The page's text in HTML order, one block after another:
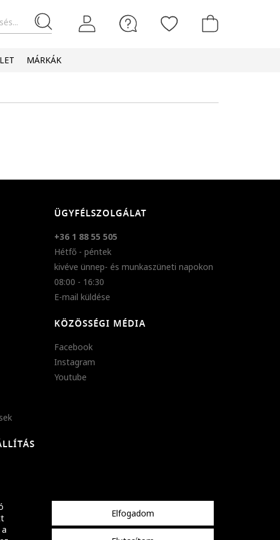
Elfogadom
MÁRKÁK
ÜGYFÉLSZOLGÁLAT
+36 1 88 55 505
Hétfő - péntek
kivéve ünnep- és munkaszüneti napokon
08:00 - 16:30
E-mail küldése
KÖZÖSSÉGI MÉDIA
Facebook
Instagram
Youtube